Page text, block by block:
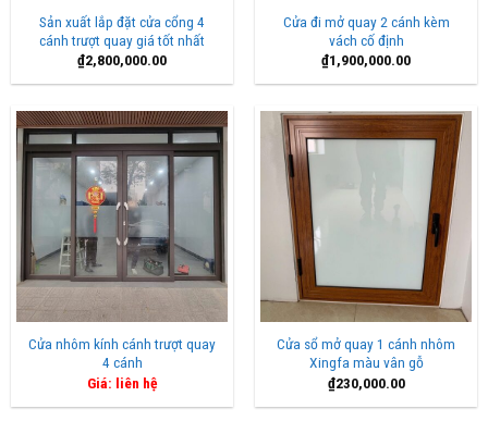
Sản xuất lắp đặt cửa cổng 4
cánh trượt quay giá tốt nhất
₫2,800,000.00
Cửa đi mở quay 2 cánh kèm
vách cố định
₫1,900,000.00
Cửa nhôm kính cánh trượt quay
4 cánh
Giá: liên hệ
Cửa sổ mở quay 1 cánh nhôm
Xingfa màu vân gỗ
₫230,000.00